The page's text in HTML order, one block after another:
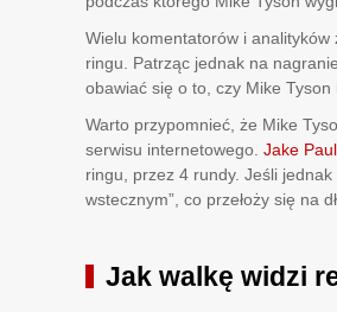
Wielu komentatorów i
ringu. Patrząc jednak na
obawiać się o to, czy Mike
Warto przypomnieć, że Mike
serwisu internetowego. Jake Paul
ringu, przez 4 rundy. Jeśli
wstecznym”, co przełoży się na
Jak walkę widzi